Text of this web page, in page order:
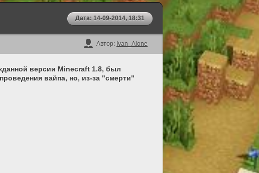
Дата: 14-09-2014, 18:31
Автор: Ivan_Alone
версии Minecraft 1.8, был
вайпа, но, из-за "смерти"